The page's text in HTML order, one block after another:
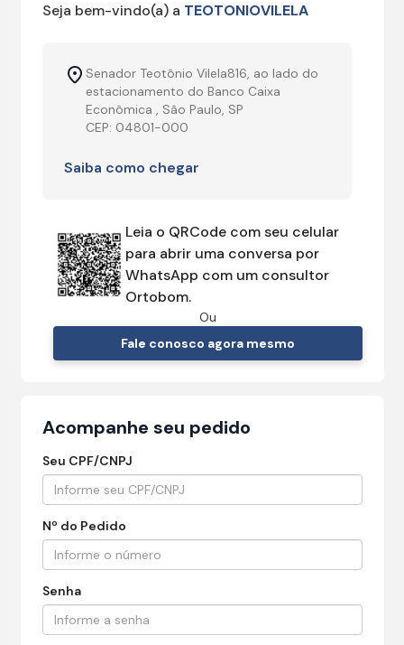
Seja bem-vindo(a) a TEOTONIOVILELA
Senador Teotônio Vilela816, ao lado do
estacionamento do Banco Caixa
Econômica , São Paulo, SP
CEP: 04801-000
Saiba como chegar
Leia o QRCode com seu celular
para abrir uma conversa por
WhatsApp com um consultor
Ortobom.
Ou
Fale conosco agora mesmo
Acompanhe seu pedido
Seu CPF/CNPJ
Nº do Pedido
Senha